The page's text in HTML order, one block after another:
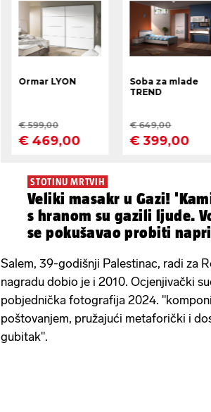
STOTINU MRTVIH
Veliki masakr u Gazi!
s hranom su gazili ljude.
se pokušavao probiti
Salem, 39-godišnji Palestinac, radi za
nagradu dobio je i 2010. Ocjenjivački
pobjednička fotografija 2024.
poštovanjem, pružajući metaforički i
gubitak".